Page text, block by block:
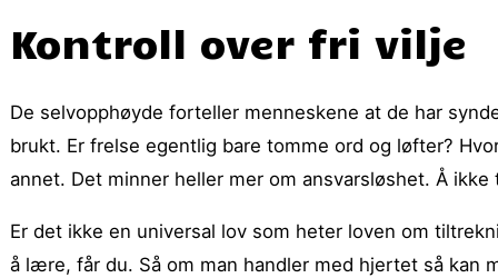
Kontroll over fri vilje
De selvopphøyde forteller menneskene at de har
brukt. Er frelse egentlig bare tomme ord og løfter?
annet. Det minner heller mer om ansvarsløshet. Å
Er det ikke en universal lov som heter loven om
å lære, får du. Så om man handler med hjertet så kan